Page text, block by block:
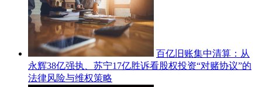
百亿旧账集中清算：从
永辉38亿强执、苏宁17亿胜诉看股权投资“对赌协议”的
法律风险与维权策略